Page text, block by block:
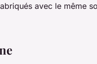
avec le même